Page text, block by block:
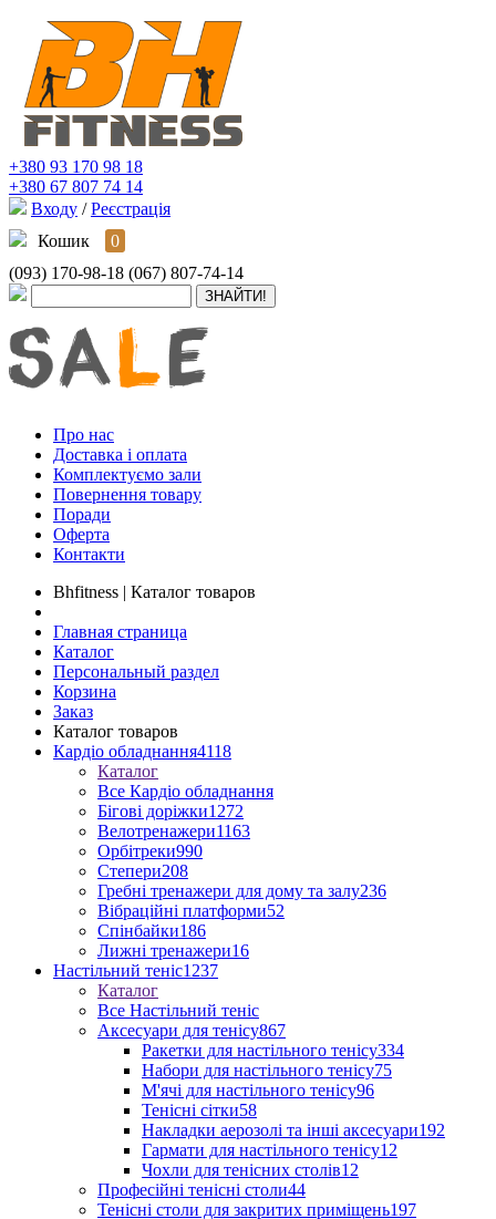
+380 93 170 98 18
+380 67 807 74 14
Входу / Реєстрація
Кошик
0
(093) 170-98-18 (067) 807-74-14
Про нас
Доставка і оплата
Комплектуємо зали
Повернення товару
Поради
Оферта
Контакти
Bhfitness | Каталог товаров
Главная страница
Каталог
Персональный раздел
Корзина
Заказ
Каталог товаров
Кардіо обладнання4118
Каталог
Все Кардіо обладнання
Бігові доріжки1272
Велотренажери1163
Орбітреки990
Степери208
Гребні тренажери для дому та залу236
Вібраційні платформи52
Спінбайки186
Лижні тренажери16
Настільний теніс1237
Каталог
Все Настільний теніс
Аксесуари для тенісу867
Ракетки для настільного тенісу334
Набори для настільного тенісу75
М'ячі для настільного тенісу96
Тенісні сітки58
Накладки аерозолі та інші аксесуари192
Гармати для настільного тенісу12
Чохли для тенісних столів12
Професійні тенісні столи44
Тенісні столи для закритих приміщень197